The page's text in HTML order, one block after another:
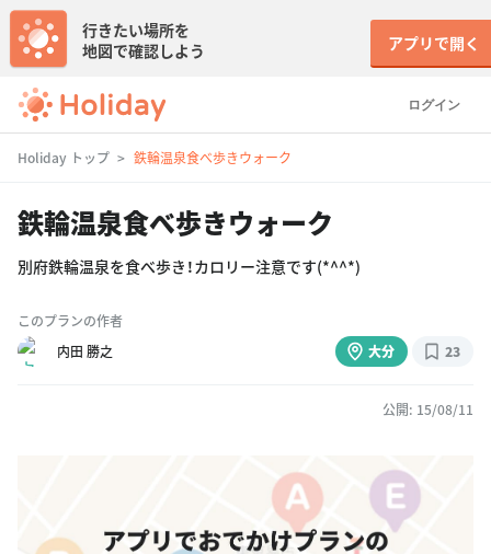
ログイン
行きたい場所を
地図で確認しよう
アプリで開く
Holiday トップ 鉄輪温泉食べ歩きウォーク
鉄輪温泉食べ歩きウォーク
別府鉄輪温泉を食べ歩き！カロリー注意です(*^^*)
このプランの作者
内田 勝之
大分 23
公開: 15/08/11